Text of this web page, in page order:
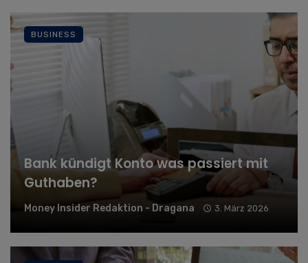
Bank kündigt Konto was passiert mit
Guthaben?
Money Insider Redaktion - Dragana 3. März 2026
BUSINESS